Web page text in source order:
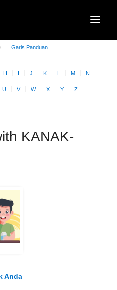
Garis Panduan
H I J K L M N
U V W X Y Z
KANAK-
Anda